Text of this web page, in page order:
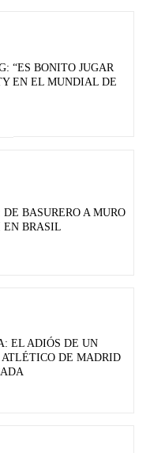
“ES BONITO JUGAR
EN EL MUNDIAL DE
BASURERO A MURO
EN BRASIL
EL ADIÓS DE UN
DE MADRID